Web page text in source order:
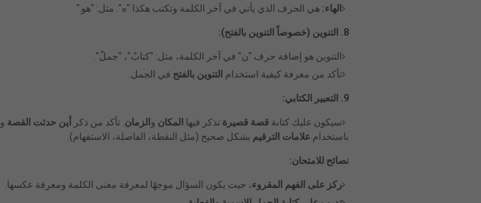
الهاء: هي الحرف الذي يأتي في آخر الكلمة وتكتب هكذا "ه". مثل: "هو."
8. التنوين (خصوصاً التنوين بالفتح):
التنوين هو إضافة حرف "ن" في آخر الكلمة، مثل: "كتابٌ"، "جملٌ".
تأكد من معرفة كيفية استخدام
التنوين بالفتح في الجمل.
9. التعبير الكتابي:
سيكون عليك كتابة قصة قصيرة تذكر فيها المكان و الزمان . تأكد من ذكر أين حدثت القصة و
باستخدام علامات الترقيم بشكل صحيح (مثل النقطة، الفاصلة، الاستفهام).
نصائح للامتحان:
ركز على الفهم المقروء، حيث يكون السؤال موجهًا لمعرفة معنى الكلمة ومعرفة عكسها.